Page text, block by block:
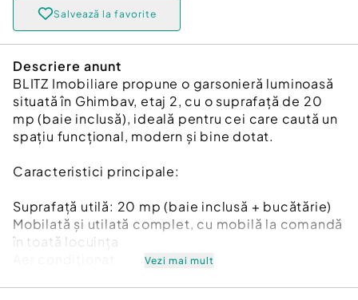
Salvează la favorite
Descriere anunt
BLITZ Imobiliare propune o garsonieră luminoasă
situată în Ghimbav, etaj 2, cu o suprafață de 20
mp (baie inclusă), ideală pentru cei care caută un
spațiu funcțional, modern și bine dotat.
Caracteristici principale:
Suprafață utilă: 20 mp (baie inclusă + bucătărie)
Mobilată și utilată complet, cu mobilă la comandă
în toată locuința
Vezi mai mult